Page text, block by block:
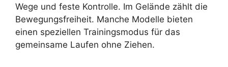
Wege und feste Kontrolle. Im Gelände zählt die
Bewegungsfreiheit. Manche Modelle bieten
einen speziellen Trainingsmodus für das
gemeinsame Laufen ohne Ziehen.